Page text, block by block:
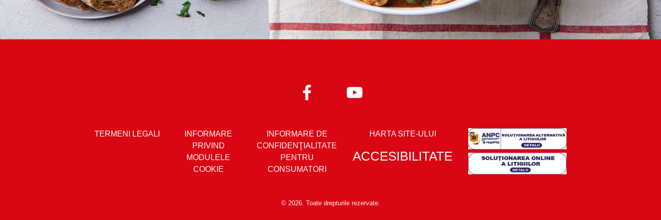
După ce ai stins focul, aruncă legătura de ierburi aromatice şi stropește cu uleiul rămas.
Aromatizează cu piper negru proaspăt măcinat şi cu câteva frunzuliţe de pătrunjel. Servește
foarte fierbinte.
TERMENI LEGALI
INFORMARE
PRIVIND
MODULELE
COOKIE
INFORMARE DE
CONFIDENŢIALITATE
PENTRU
CONSUMATORI
HARTA SITE-ULUI
ACCESIBILITATE
© 2026. Toate drepturile rezervate.